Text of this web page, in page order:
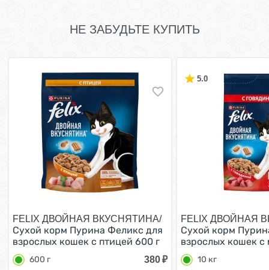
НЕ ЗАБУДЬТЕ КУПИТЬ
FELIX ДВОЙНАЯ ВКУСНЯТИНА/
Сухой корм Пурина Феликс для
взрослых кошек с птицей 600 г
600 г 380₽
5.0
FELIX ДВОЙНАЯ
Сухой корм
взрослых кошек с
10 кг